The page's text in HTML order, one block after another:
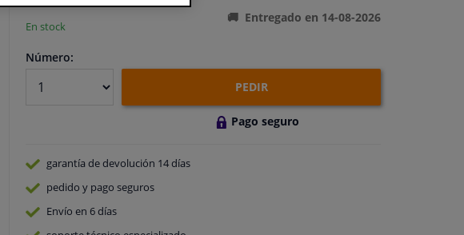
En stock
Entregado en 14-08-2026
Número:
PEDIR
Pago seguro
garantía de devolución 14 días
pedido y pago seguros
Envío en 6 días